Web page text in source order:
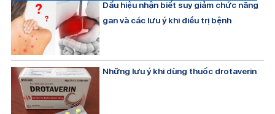
Dấu hiệu nhận biết suy giảm chức năng
gan và các lưu ý khi điều trị bệnh
Những lưu ý khi dùng thuốc drotaverin